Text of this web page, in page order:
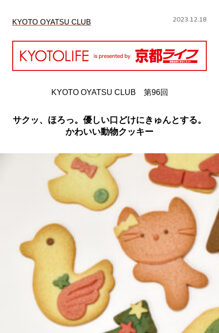
MAIN MENU
SERIES
カレーが好き
京都おやつクラブ
私と店のはなし
今月の京みやげ
京都の書店
CULTURE
KYOTO OYATSU CLUB 2023.12.18
KYOTO OYATSU CLUB 第96回
サクッ、ほろっ。優しい口どけにきゅんとする。
かわいい動物クッキー